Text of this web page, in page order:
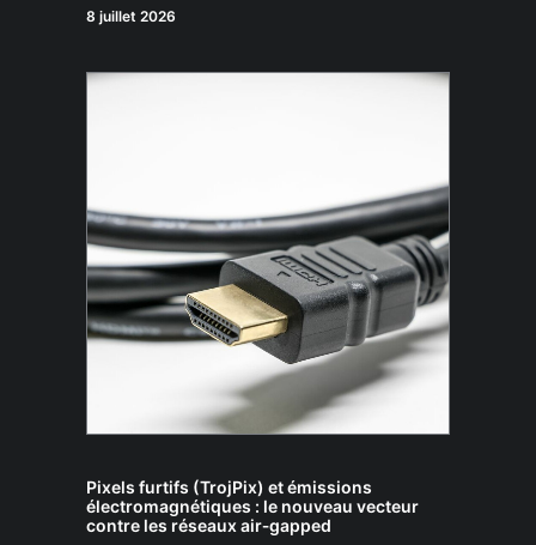
8 juillet 2026
Pixels furtifs (TrojPix) et émissions
électromagnétiques : le nouveau vecteur
contre les réseaux air‑gapped